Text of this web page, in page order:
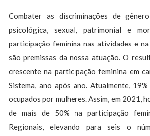
Combater as discriminações de
psicológica, sexual, patrimonial e
participação feminina nas atividades e
são premissas da nossa atuação. O
crescente na participação feminina em
Sistema, ano após ano. Atualmente,
ocupados por mulheres. Assim, em 2021,
de mais de 50% na participação
Regionais, elevando para seis o